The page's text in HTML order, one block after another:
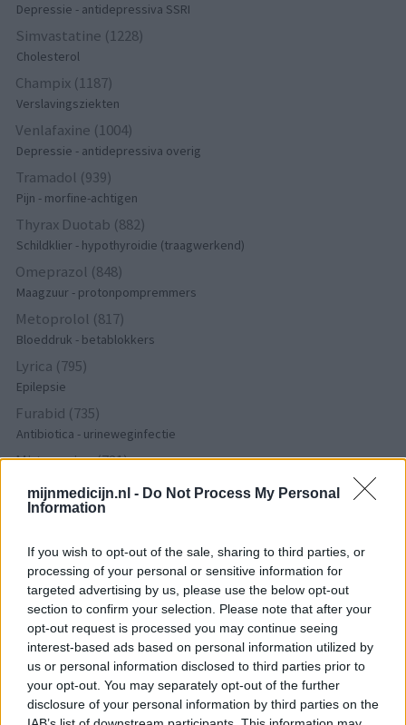
mijnmedicijn.nl - Do Not Process My Personal
Information
If you wish to opt-out of the sale, sharing to third parties, or
processing of your personal or sensitive information for
targeted advertising by us, please use the below opt-out
section to confirm your selection. Please note that after your
opt-out request is processed you may continue seeing
interest-based ads based on personal information utilized by
us or personal information disclosed to third parties prior to
your opt-out. You may separately opt-out of the further
disclosure of your personal information by third parties on the
Depressie - antidepressiva SSRI
Simvastatine (1228)
Cholesterol
Champix (1187)
Verslavingsziekten
Venlafaxine (1004)
Depressie - antidepressiva overig
Tramadol (939)
Pijn - morfine-achtigen
Thyrax Duotab (882)
Schildklier - hypothyroidie (traagwerkend)
Omeprazol (848)
Maagzuur - protonpompremmers
Metoprolol (817)
Bloeddruk - betablokkers
Lyrica (795)
Epilepsie
Furabid (735)
Antibiotica - urineweginfectie
Mirtazapine (731)
Amitriptyline (699)
Efexor (665)
Depressie - antidepressiva overig
Ethinylestradiol / Levonorgestrel (656)
Anticonceptie - eenfase
Seroquel (647)
Psychose / schizofrenie - antipsychotica
Escitalopram (647)
Depressie - antidepressiva SSRI